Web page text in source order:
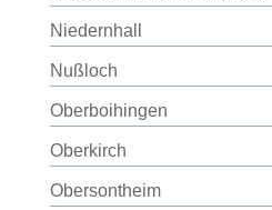
Niedernhall
Nußloch
Oberboihingen
Oberkirch
Obersontheim